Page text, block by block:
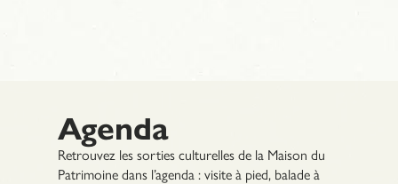
Agenda
Retrouvez les sorties culturelles de la Maison du
Patrimoine dans l’agenda : visite à pied, balade à